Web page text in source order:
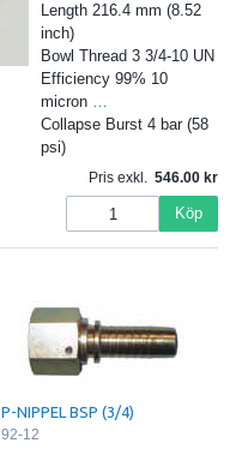
Length 216.4 mm (8.52
inch)
Bowl Thread 3 3/4-10 UN
Efficiency 99% 10
micron …
Collapse Burst 4 bar (58
psi)
Pris exkl. 546.00
Köp
P-NIPPEL BSP (3/4)
92-12